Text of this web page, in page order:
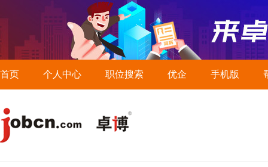
首页 个人中心 职位搜索 优企 手机版